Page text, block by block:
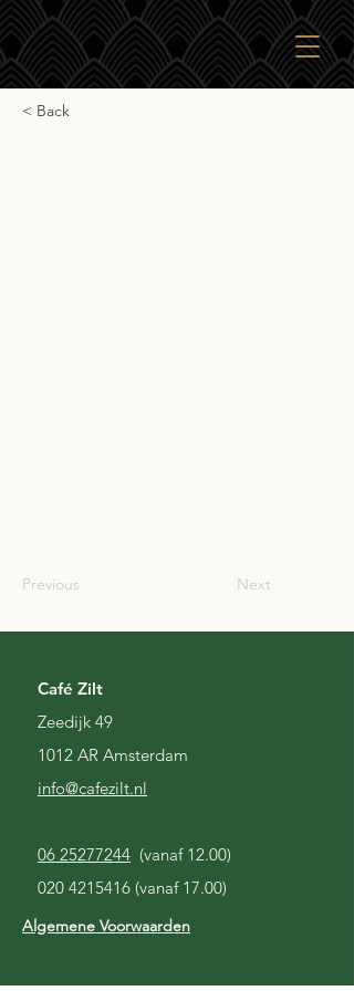
< Back
Previous Next
Café Zilt
Zeedijk 49
1012 AR Amsterdam
info@cafezilt.nl
06 25277244 (vanaf 12.00)
020 4215416 (vanaf 17.00)
Algemene Voorwaarden